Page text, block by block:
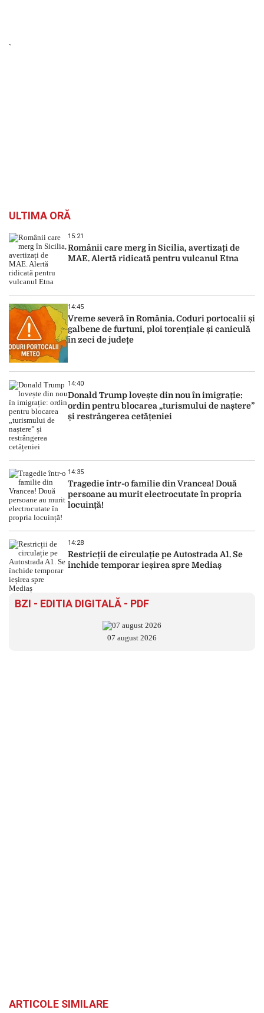
`
ULTIMA ORĂ
15:21
Românii care merg în Sicilia, avertizați de
MAE. Alertă ridicată pentru vulcanul Etna
14:45
Vreme severă în România. Coduri portocalii și
galbene de furtuni, ploi torențiale și caniculă
în zeci de județe
14:40
Donald Trump lovește din nou în imigrație:
ordin pentru blocarea „turismului de naștere”
și restrângerea cetățeniei
14:35
Tragedie într-o familie din Vrancea! Două
persoane au murit electrocutate în propria
locuință!
14:28
Restricții de circulație pe Autostrada A1. Se
închide temporar ieșirea spre Mediaș
BZI - EDITIA DIGITALĂ - PDF
07 august 2026
ARTICOLE SIMILARE